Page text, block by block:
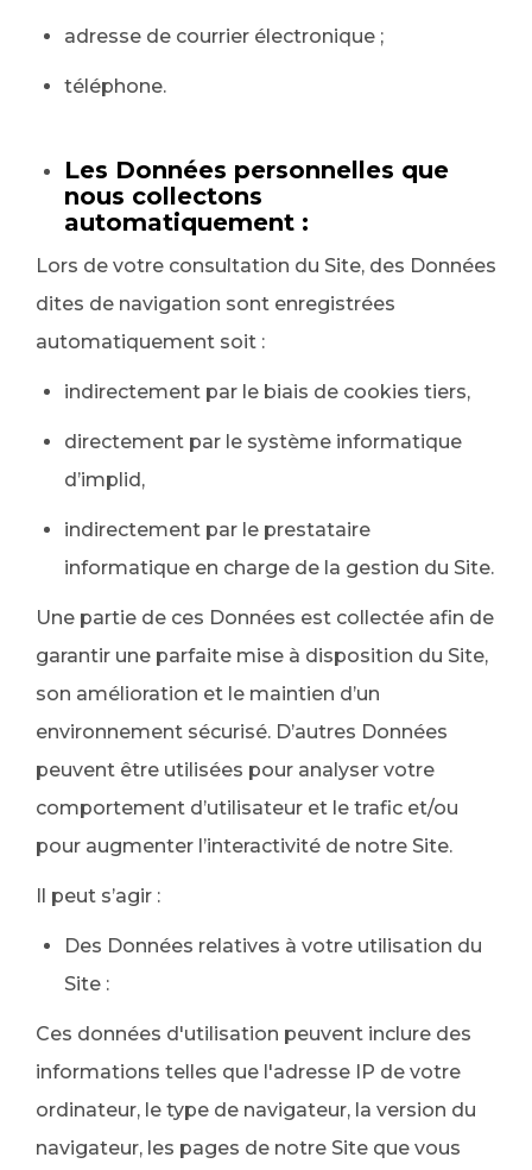
adresse de courrier électronique ;
téléphone.
Les Données personnelles que
nous collectons
automatiquement :
Lors de votre consultation du Site, des Données
dites de navigation sont enregistrées
automatiquement soit :
indirectement par le biais de cookies tiers,
directement par le système informatique
d’implid,
indirectement par le prestataire
informatique en charge de la gestion du Site.
Une partie de ces Données est collectée afin de
garantir une parfaite mise à disposition du Site,
son amélioration et le maintien d’un
environnement sécurisé. D’autres Données
peuvent être utilisées pour analyser votre
comportement d’utilisateur et le trafic et/ou
pour augmenter l’interactivité de notre Site.
Il peut s’agir :
Des Données relatives à votre utilisation du
Site :
Ces données d'utilisation peuvent inclure des
informations telles que l'adresse IP de votre
ordinateur, le type de navigateur, la version du
navigateur, les pages de notre Site que vous